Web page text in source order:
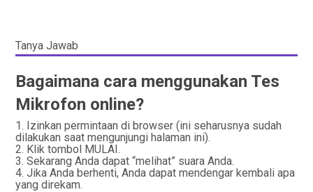
Tanya Jawab
Bagaimana cara menggunakan Tes
Mikrofon online?
Izinkan permintaan di browser (ini seharusnya sudah
dilakukan saat mengunjungi halaman ini).
Klik tombol MULAI.
Sekarang Anda dapat “melihat” suara Anda.
Jika Anda berhenti, Anda dapat mendengar kembali apa
yang direkam.